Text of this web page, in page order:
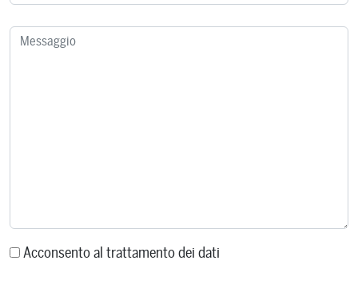
Acconsento al trattamento dei dati